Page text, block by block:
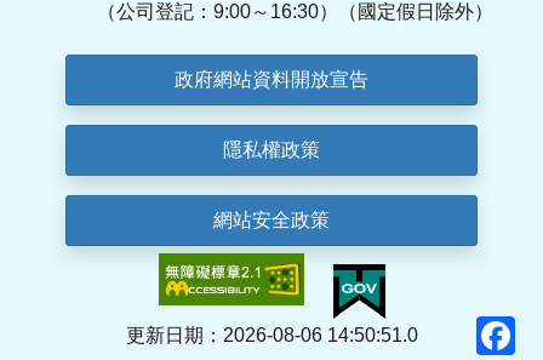
（公司登記：9:00～16:30）（國定假日除外）
政府網站資料開放宣告
隱私權政策
網站安全政策
更新日期：2026-08-06 14:50:51.0